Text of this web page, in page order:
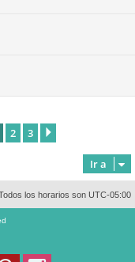
2 3
Ir a
los horarios son UTC-05:00